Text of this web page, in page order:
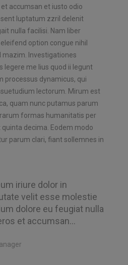
accumsan et iusto odio
luptatum zzril delenit
nulla facilisi. Nam liber
option congue nihil
mazim. Investigationes
legere me lius quod ii legunt
processus dynamicus, qui
lectorum. Mirum est
quam nunc putamus parum
formas humanitatis per
decima. Eodem modo
parum clari, fiant sollemnes in
iriure dolor in
velit esse molestie
dolore eu feugiat nulla
et accumsan…